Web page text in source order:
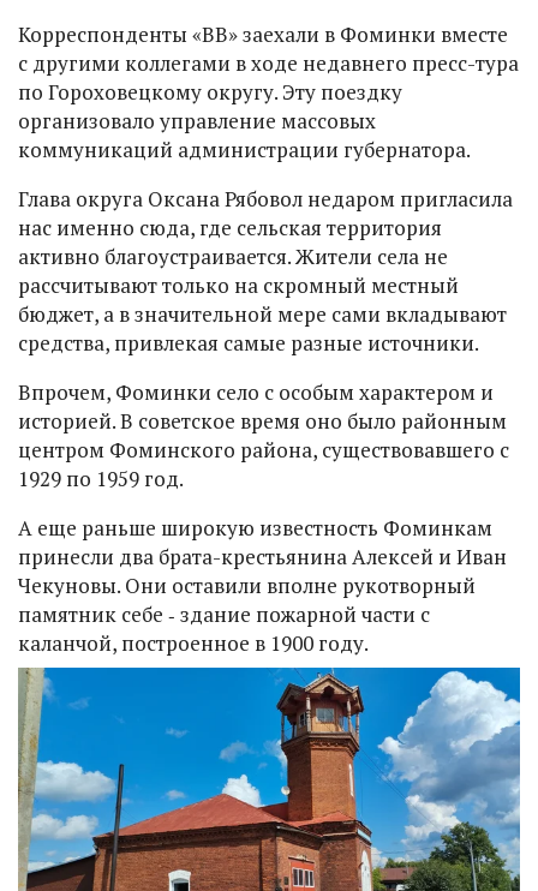
Корреспонденты «ВВ» заехали в Фоминки вместе
с другими коллегами в ходе недавнего пресс-тура
по Гороховецкому округу. Эту поездку
организовало управление массовых
коммуникаций администрации губернатора.
Глава округа Оксана Рябовол недаром пригласила
нас именно сюда, где сельская территория
активно благоустраивается. Жители села не
рассчитывают только на скромный местный
бюджет, а в значительной мере сами вкладывают
средства, привлекая самые разные источники.
Впрочем, Фоминки село с особым характером и
историей. В советское время оно было районным
центром Фоминского района, существовавшего с
1929 по 1959 год.
А еще раньше широкую известность Фоминкам
принесли два брата-крестьянина Алексей и Иван
Чекуновы. Они оставили вполне рукотворный
памятник себе ‑ здание пожарной части с
каланчой, построенное в 1900 году.